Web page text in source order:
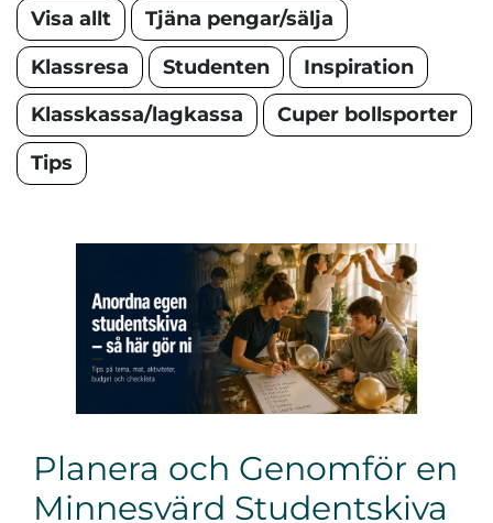
Visa allt Tjäna pengar/sälja
Klassresa Studenten Inspiration
Klasskassa/lagkassa Cuper bollsporter
Tips
Planera och Genomför en
Minnesvärd Studentskiva